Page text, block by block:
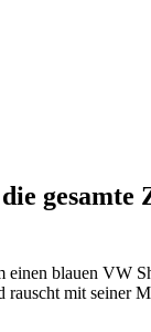
blauen VW
mit seiner